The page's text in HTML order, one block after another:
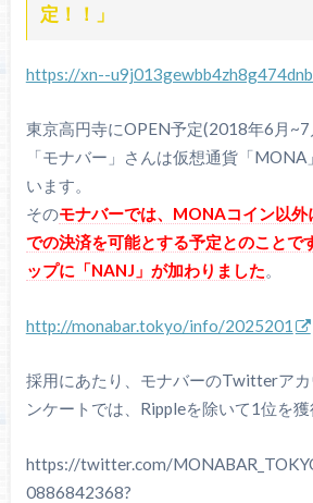
定！！」
https://xn--
東京高円寺にOPEN予定(2018年6月
「モナバー」さんは仮想通貨「
います。
そのモナバーでは、MONAコイン以外
での決済を可能とする予定とのことで
ップに「NANJ」が加わりました。
http://monabar.tokyo/info/2025201
採用にあたり、モナバーのTwitterア
ンケートでは、Rippleを除いて1位を獲
https://twitter.com/
0886842368?